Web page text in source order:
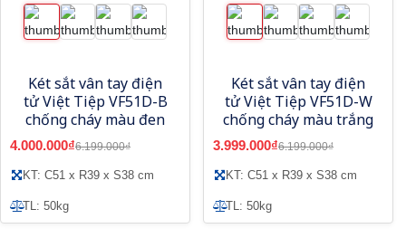
Két sắt vân tay điện
tử Việt Tiệp VF51D-B
chống cháy màu đen
4.000.000₫6.199.000₫
KT: C51 x R39 x S38 cm
TL: 50kg
Két sắt vân tay điện
tử Việt Tiệp VF51D-W
chống cháy màu trắng
3.999.000₫6.199.000₫
KT: C51 x R39 x S38 cm
TL: 50kg